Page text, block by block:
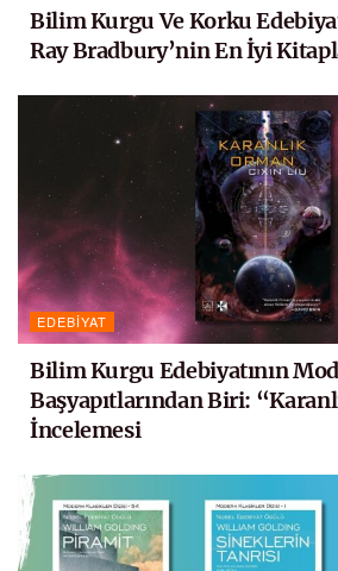
Bilim Kurgu Ve Korku
Ray Bradbury’nin En İyi
EDEBIYAT
Bilim Kurgu Edebiyatının
Başyapıtlarından Biri:
İncelemesi